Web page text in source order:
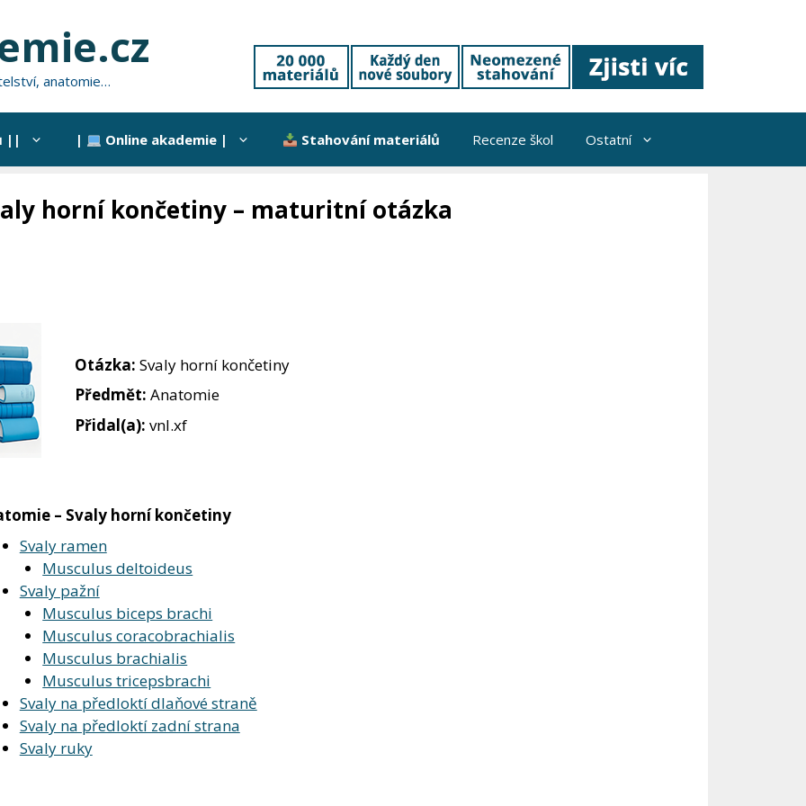
anatomie…
|| | Online akademie | Stahování materiálů Recenze škol Ostatní
horní končetiny – maturitní otázka
Otázka: Svaly horní končetiny
Předmět: Anatomie
Přidal(a):vnl.xf
– Svaly horní končetiny
Svaly ramen
Musculus deltoideus
Svaly pažní
Musculus biceps brachi
Musculus coracobrachialis
Musculus brachialis
Musculus tricepsbrachi
Svaly na předloktí dlaňové straně
Svaly na předloktí zadní strana
Svaly ruky